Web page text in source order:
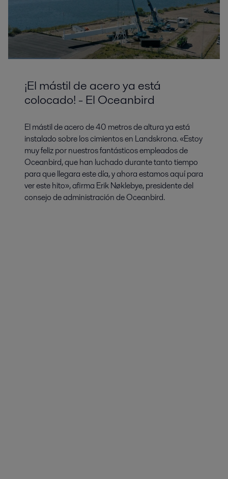
¡El mástil de acero ya está
colocado! - El Oceanbird
El mástil de acero de 40 metros de altura ya está
instalado sobre los cimientos en Landskrona. «Estoy
muy feliz por nuestros fantásticos empleados de
Oceanbird, que han luchado durante tanto tiempo
para que llegara este día, y ahora estamos aquí para
ver este hito», afirma Erik Nøklebye, presidente del
consejo de administración de Oceanbird.